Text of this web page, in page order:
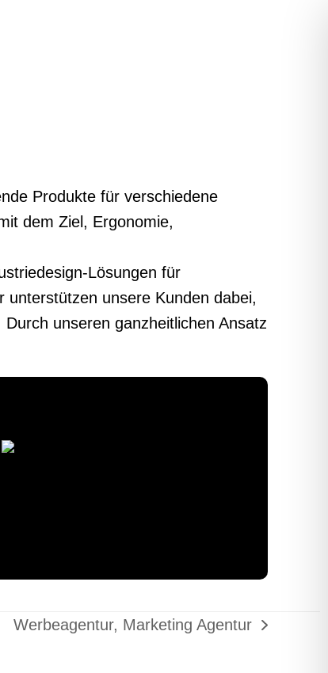
Produkte für verschiedene
dem Ziel, Ergonomie,
Lösungen für
unterstützen unsere Kunden dabei,
unseren ganzheitlichen Ansatz
Nächster
Werbeagentur, Marketing Agentur